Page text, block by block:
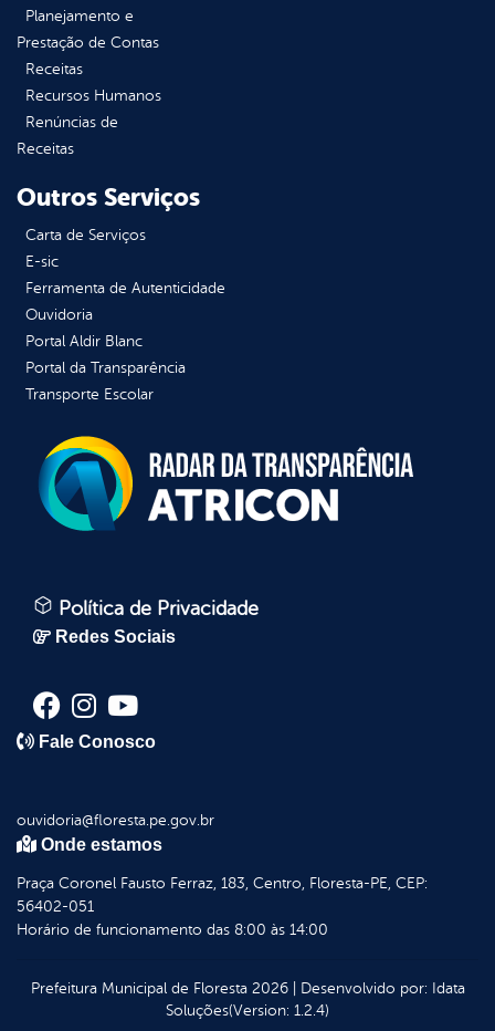
Planejamento e
Prestação de Contas
Receitas
Recursos Humanos
Renúncias de
Receitas
Outros Serviços
Carta de Serviços
E-sic
Ferramenta de Autenticidade
Ouvidoria
Portal Aldir Blanc
Portal da Transparência
Transporte Escolar
Política de Privacidade
Redes Sociais
Fale Conosco
ouvidoria@floresta.pe.gov.br
Onde estamos
Praça Coronel Fausto Ferraz, 183, Centro, Floresta-PE, CEP:
56402-051
Horário de funcionamento das 8:00 às 14:00
Prefeitura Municipal de Floresta2026| Desenvolvido por: Idata
Soluções(Version: 1.2.4)